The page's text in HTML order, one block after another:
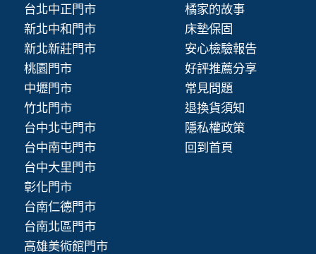
台北中正門市
新北中和門市
新北新莊門市
桃園門市
中壢門市
竹北門市
台中北屯門市
台中南屯門市
台中大里門市
彰化門市
台南仁德門市
台南北區門市
高雄美術館門市
橘家的故事
床墊保固
安心檢驗報告
好評推薦分享
常見問題
退換貨須知
隱私權政策
回到首頁